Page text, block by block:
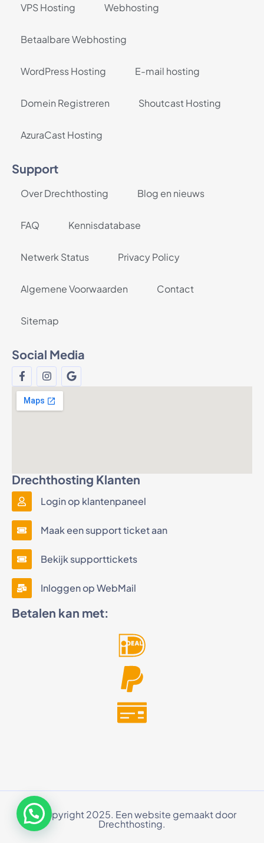
VPS Hosting Webhosting
Betaalbare Webhosting
WordPress Hosting E-mail hosting
Domein Registreren Shoutcast Hosting
AzuraCast Hosting
Support
Over Drechthosting Blog en nieuws
FAQ Kennisdatabase
Netwerk Status Privacy Policy
Algemene Voorwaarden Contact
Sitemap
Social Media
Drechthosting Klanten
Login op klantenpaneel
Maak een support ticket aan
Bekijk supporttickets
Inloggen op WebMail
Betalen kan met:
© Copyright 2025. Een website gemaakt door
Drechthosting.